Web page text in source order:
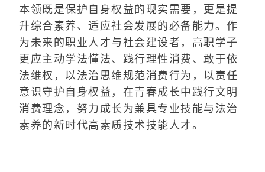
本领既是保护自身权益的现实需要，更是提
升综合素养、适应社会发展的必备能力。作
为未来的职业人才与社会建设者，高职学子
更应主动学法懂法、践行理性消费、敢于依
法维权，以法治思维规范消费行为，以责任
意识守护自身权益，在青春成长中践行文明
消费理念，努力成长为兼具专业技能与法治
素养的新时代高素质技术技能人才。